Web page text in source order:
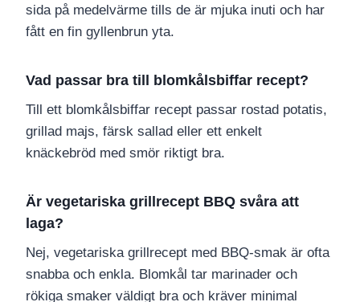
sida på medelvärme tills de är mjuka inuti och har
fått en fin gyllenbrun yta.
Vad passar bra till blomkålsbiffar recept?
Till ett blomkålsbiffar recept passar rostad potatis,
grillad majs, färsk sallad eller ett enkelt
knäckebröd med smör riktigt bra.
Är vegetariska grillrecept BBQ svåra att
laga?
Nej, vegetariska grillrecept med BBQ-smak är ofta
snabba och enkla. Blomkål tar marinader och
rökiga smaker väldigt bra och kräver minimal